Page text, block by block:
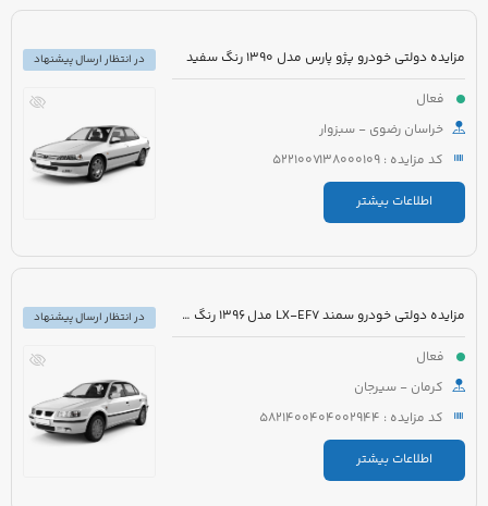
مزایده دولتی خودرو پژو پارس مدل 1390 رنگ سفید
فعال
خراسان رضوی - سبزوار
کد مزایده : 5221007138000109
اطلاعات بیشتر
در انتظار ارسال پیشنهاد
مزایده دولتی خودرو سمند LX-EF7 مدل 1396 رنگ سفید
فعال
کرمان - سیرجان
کد مزایده : 5821400404002944
اطلاعات بیشتر
در انتظار ارسال پیشنهاد